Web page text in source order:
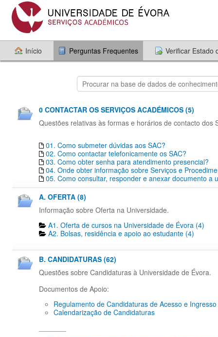
Início Perguntas Frequentes Verificar Estado
0 CONTACTAR OS SERVIÇOS ACADÉMICOS (5)
Questões relativas às formas e horários de contacto dos
01. Como submeter dúvidas aos SAC?
02. Como contactar telefonicamente os SAC?
03. Como obter senha para atendimento presencial?
04. Onde obter informação sobre Serviços e
05. Como consultar, responder e anexar documento a
A. OFERTA (8)
Informação sobre Oferta na Universidade.
A1. Oferta de cursos na Universidade de Évora (4)
A2. Bolsas, residência e apoio ao estudante (4)
B. CANDIDATURAS (62)
Questões sobre Candidaturas à Universidade de Évora.
Documentos de Apoio:
Regulamento de Candidaturas de Acesso e Ingresso
Calendarização de Candidaturas